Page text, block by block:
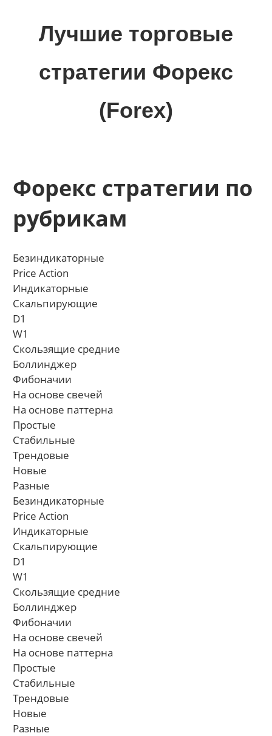
Лучшие торговые
стратегии Форекс
(Forex)
трейдеров
на
финансовых
рынках:
сигналы,
новости…
Форекс стратегии по
рубрикам
Безиндикаторные
Price Action
Индикаторные
Скальпирующие
D1
W1
Скользящие средние
Боллинджер
Фибоначии
На основе свечей
На основе паттерна
Простые
Стабильные
Трендовые
Новые
Разные
Безиндикаторные
Price Action
Индикаторные
Скальпирующие
D1
W1
Скользящие средние
Боллинджер
Фибоначии
На основе свечей
На основе паттерна
Простые
Стабильные
Трендовые
Новые
Разные